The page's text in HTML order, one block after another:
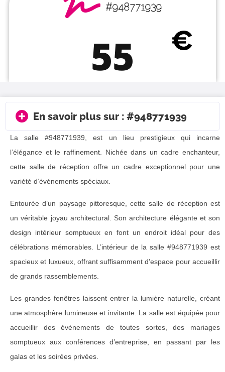
#948771939
55
En savoir plus sur : #948771939
La salle #948771939, est un lieu prestigieux qui incarne
l’élégance et le raffinement. Nichée dans un cadre enchanteur,
cette salle de réception offre un cadre exceptionnel pour une
variété d’événements spéciaux.
Entourée d’un paysage pittoresque, cette salle de réception est
un véritable joyau architectural. Son architecture élégante et son
design intérieur somptueux en font un endroit idéal pour des
célébrations mémorables. L’intérieur de la salle #948771939 est
spacieux et luxueux, offrant suffisamment d’espace pour accueillir
de grands rassemblements.
Les grandes fenêtres laissent entrer la lumière naturelle, créant
une atmosphère lumineuse et invitante. La salle est équipée pour
accueillir des événements de toutes sortes, des mariages
somptueux aux conférences d’entreprise, en passant par les
galas et les soirées privées.